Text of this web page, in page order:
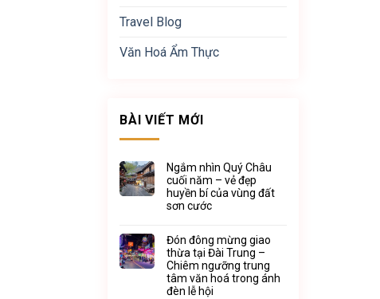
Travel Blog
Văn Hoá Ẩm Thực
BÀI VIẾT MỚI
Ngắm nhìn Quý Châu
cuối năm – vẻ đẹp
huyền bí của vùng đất
sơn cước
Đón đông mừng giao
thừa tại Đài Trung –
Chiêm ngưỡng trung
tâm văn hoá trong ánh
đèn lễ hội